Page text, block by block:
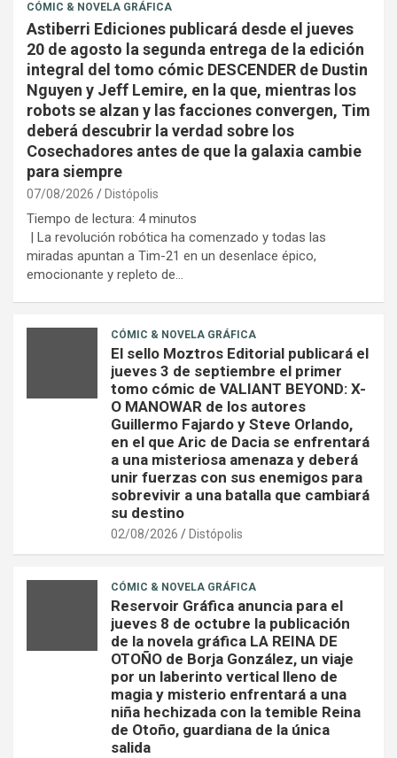
CÓMIC & NOVELA GRÁFICA
Astiberri Ediciones publicará desde el jueves
20 de agosto la segunda entrega de la edición
integral del tomo cómic DESCENDER de Dustin
Nguyen y Jeff Lemire, en la que, mientras los
robots se alzan y las facciones convergen, Tim
deberá descubrir la verdad sobre los
Cosechadores antes de que la galaxia cambie
para siempre
07/08/2026 Distópolis
Tiempo de lectura: 4 minutos
| La revolución robótica ha comenzado y todas las
miradas apuntan a Tim-21 en un desenlace épico,
emocionante y repleto de…
CÓMIC & NOVELA GRÁFICA
El sello Moztros Editorial publicará el
jueves 3 de septiembre el primer
tomo cómic de VALIANT BEYOND: X-
O MANOWAR de los autores
Guillermo Fajardo y Steve Orlando,
en el que Aric de Dacia se enfrentará
a una misteriosa amenaza y deberá
unir fuerzas con sus enemigos para
sobrevivir a una batalla que cambiará
su destino
02/08/2026 Distópolis
CÓMIC & NOVELA GRÁFICA
Reservoir Gráfica anuncia para el
jueves 8 de octubre la publicación
de la novela gráfica LA REINA DE
OTOÑO de Borja González, un viaje
por un laberinto vertical lleno de
magia y misterio enfrentará a una
niña hechizada con la temible Reina
de Otoño, guardiana de la única
salida